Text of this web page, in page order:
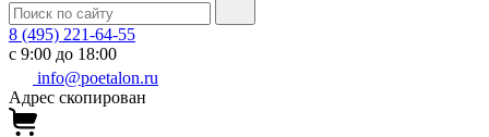
8 (495) 221-64-55
с 9:00 до 18:00
info@poetalon.ru
Адрес скопирован